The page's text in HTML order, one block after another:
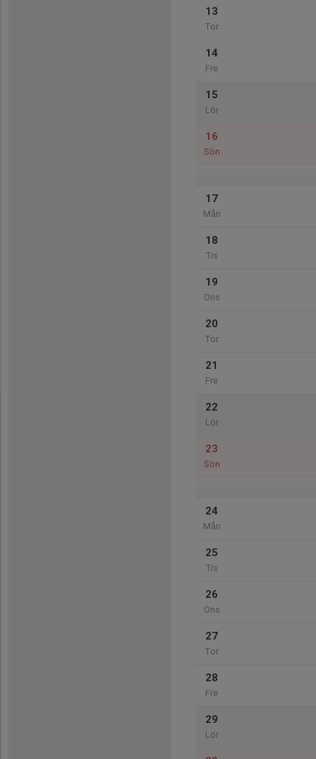
13
Tor
14
Fre
15
Lör
16
Sön
17
Mån
18
Tis
19
Ons
20
Tor
21
Fre
22
Lör
23
Sön
24
Mån
25
Tis
26
Ons
27
Tor
28
Fre
29
Lör